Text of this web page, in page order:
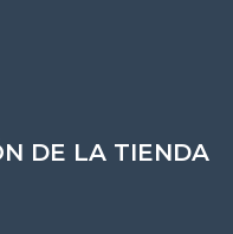
DE LA TIENDA